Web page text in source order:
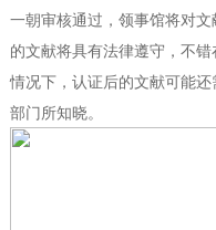
一朝审核通过，领事馆将对
的文献将具有法律遵守，不
情况下，认证后的文献可能
部门所知晓。